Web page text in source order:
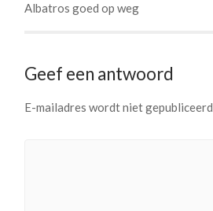
Albatros goed op weg
Geef een antwoord
E-mailadres wordt niet gepubliceerd